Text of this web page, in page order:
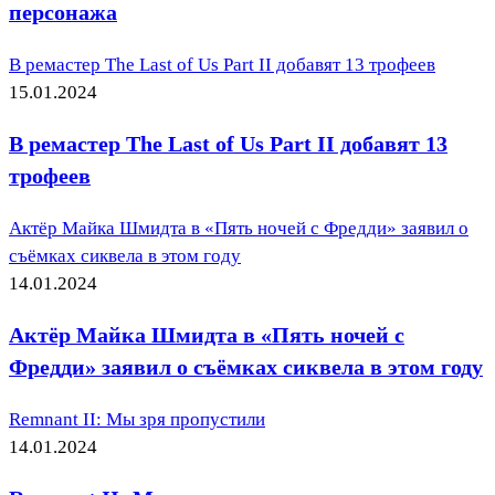
персонажа
В ремастер The Last of Us Part II добавят 13 трофеев
15.01.2024
В ремастер The Last of Us Part II добавят 13
трофеев
Актёр Майка Шмидта в «Пять ночей с Фредди» заявил о
съёмках сиквела в этом году
14.01.2024
Актёр Майка Шмидта в «Пять ночей с
Фредди» заявил о съёмках сиквела в этом году
Remnant II: Мы зря пропустили
14.01.2024